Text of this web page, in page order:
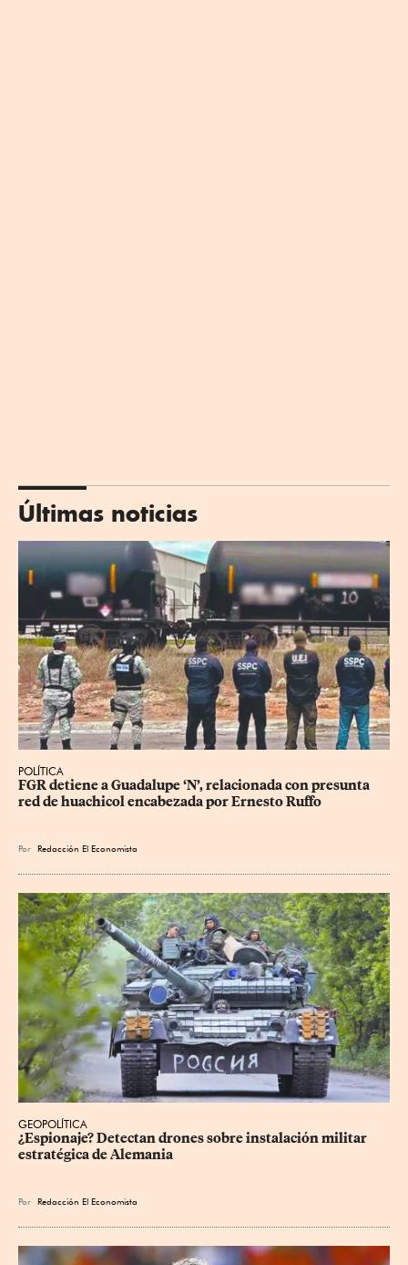
Últimas noticias
POLÍTICA
FGR detiene a Guadalupe ‘N’, relacionada con presunta
red de huachicol encabezada por Ernesto Ruffo
Por Redacción El Economista
GEOPOLÍTICA
¿Espionaje? Detectan drones sobre instalación militar
estratégica de Alemania
Por Redacción El Economista